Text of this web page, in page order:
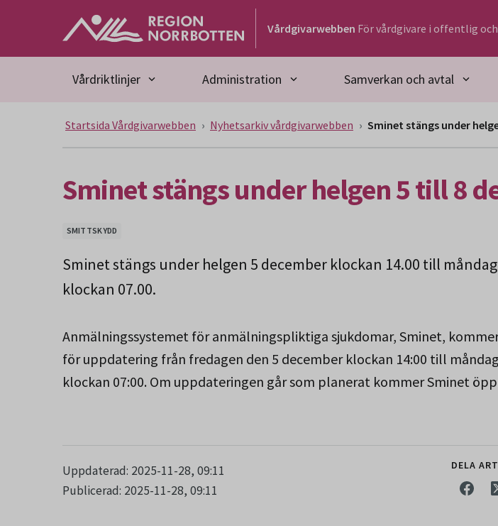
Gå till huvudmeny
Gå till övergripande innehåll
Vårdgivarwebben För vårdgivare i offentlig
Vårdriktlinjer Administration Samverkan och avtal
Startsida Vårdgivarwebben Nyhetsarkiv vårdgivarwebben Sminet stängs under
Sminet stängs under helgen 5 till 8
SMITTSKYDD
Sminet stängs under helgen 5 december klockan 14.00 till
klockan 07.00.
Anmälningssystemet för anmälningspliktiga sjukdomar, Sminet,
för uppdatering från fredagen den 5 december klockan 14:00 till
klockan 07:00. Om uppdateringen går som planerat kommer Sminet
Uppdaterad: 2025-11-28, 09:11
Publicerad: 2025-11-28, 09:11
DELA